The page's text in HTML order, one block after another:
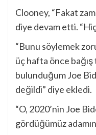
Clooney, “Fakat
diye devam etti.
“Bunu söylemek
üç hafta önce
bulunduğum Joe
değildi” diye ekledi.
“O, 2020’nin Joe
gördüğümüz adamın